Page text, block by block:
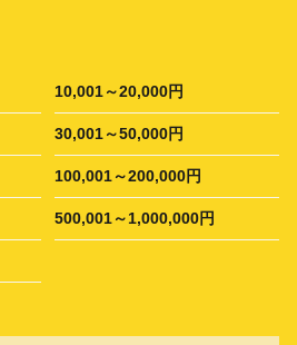
10,001～20,000円
30,001～50,000円
100,001～200,000円
500,001～1,000,000円